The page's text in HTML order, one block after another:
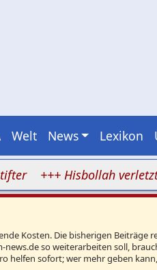
Welt News Lexikon
+++ Hisbollah verletzt
Kosten. Die bisherigen Beiträge
so weiterarbeiten soll,
helfen sofort; wer mehr geben